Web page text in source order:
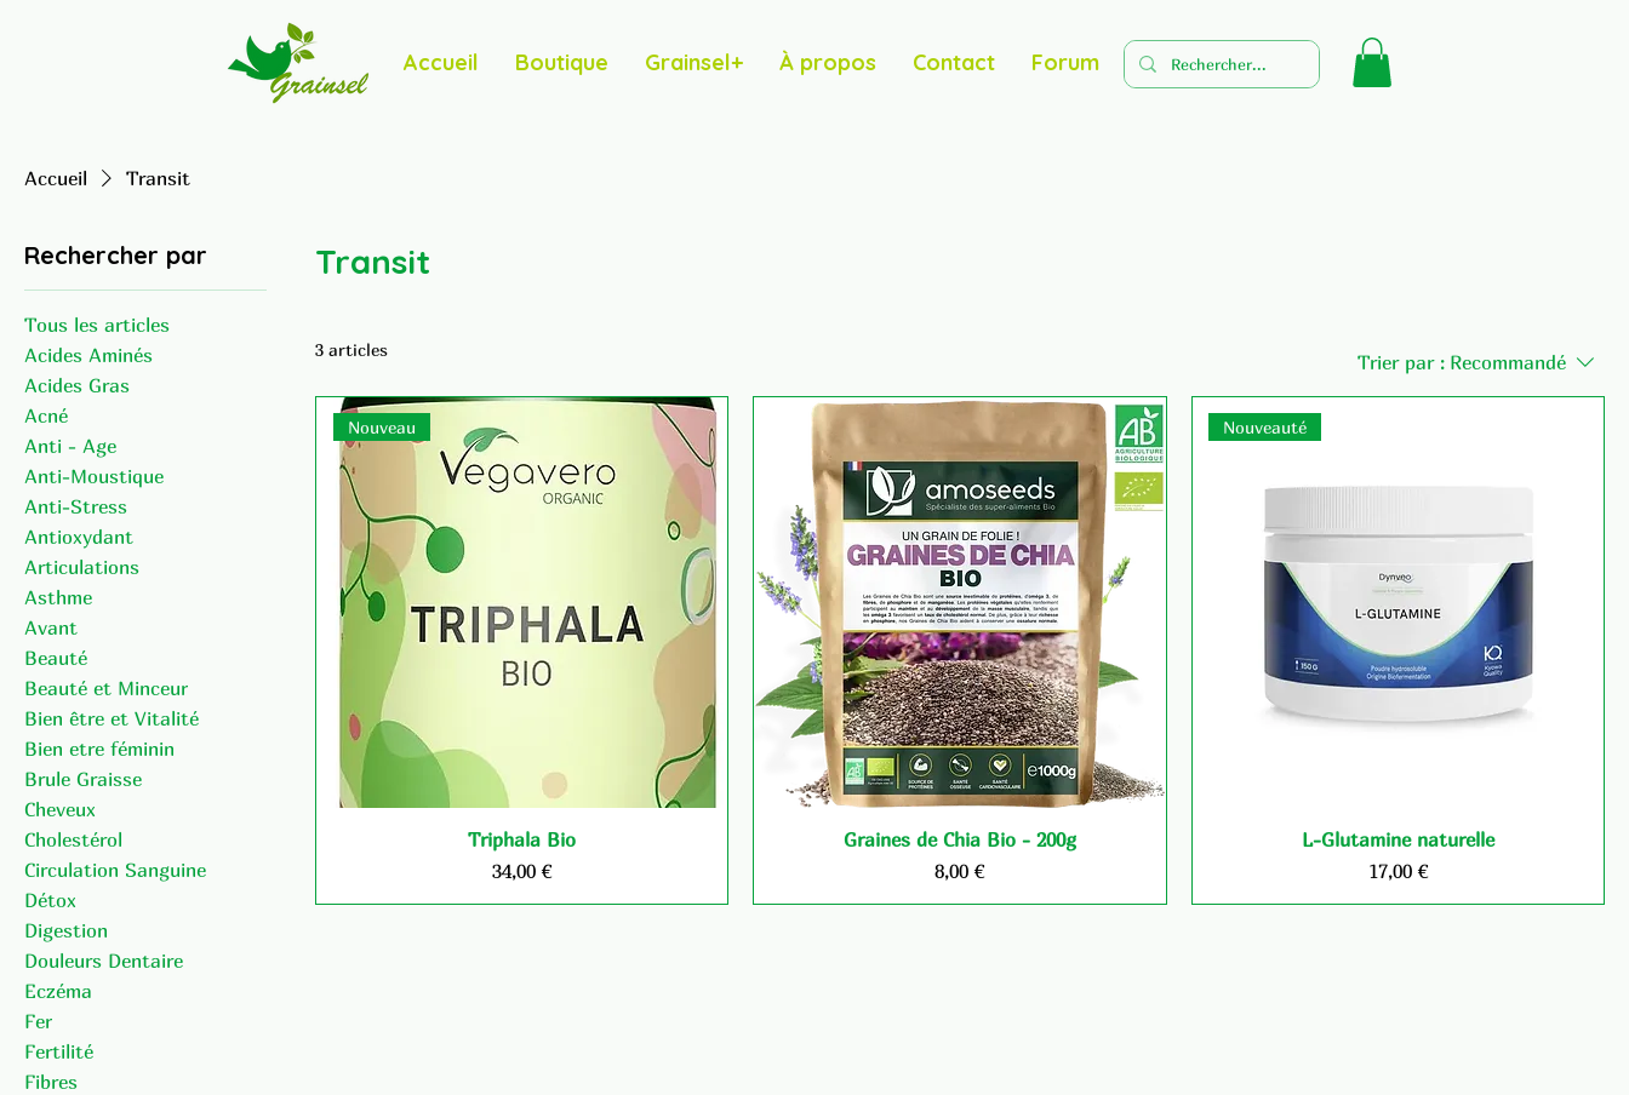
Accueil Boutique Grainsel+ À propos Contact Forum
Accueil Transit
Rechercher par
Tous les articles
Acides Aminés
Acides Gras
Acné
Anti - Age
Anti-Moustique
Anti-Stress
Antioxydant
Articulations
Asthme
Avant
Beauté
Beauté et Minceur
Bien être et Vitalité
Bien etre féminin
Brule Graisse
Cheveux
Cholestérol
Circulation Sanguine
Détox
Digestion
Douleurs Dentaire
Eczéma
Fer
Fertilité
Fibres
Transit
3 articles
Trier par : Recommandé
Nouveau
Triphala Bio
Prix
34,00 €
Graines de Chia Bio - 200g
Prix
8,00 €
Nouveauté
L-Glutamine naturelle
Prix
17,00 €